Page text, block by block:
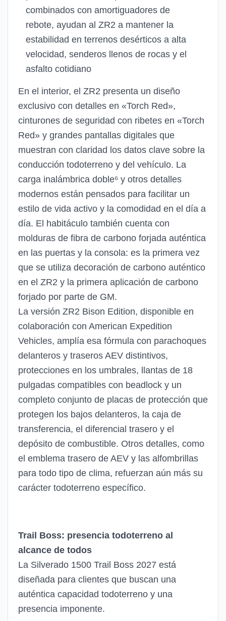
combinados con amortiguadores de
rebote, ayudan al ZR2 a mantener la
estabilidad en terrenos desérticos a alta
velocidad, senderos llenos de rocas y el
asfalto cotidiano
En el interior, el ZR2 presenta un diseño
exclusivo con detalles en «Torch Red»,
cinturones de seguridad con ribetes en «Torch
Red» y grandes pantallas digitales que
muestran con claridad los datos clave sobre la
conducción todoterreno y del vehículo. La
carga inalámbrica doble⁶ y otros detalles
modernos están pensados para facilitar un
estilo de vida activo y la comodidad en el día a
día. El habitáculo también cuenta con
molduras de fibra de carbono forjada auténtica
en las puertas y la consola: es la primera vez
que se utiliza decoración de carbono auténtico
en el ZR2 y la primera aplicación de carbono
forjado por parte de GM.
La versión ZR2 Bison Edition, disponible en
colaboración con American Expedition
Vehicles, amplía esa fórmula con parachoques
delanteros y traseros AEV distintivos,
protecciones en los umbrales, llantas de 18
pulgadas compatibles con beadlock y un
completo conjunto de placas de protección que
protegen los bajos delanteros, la caja de
transferencia, el diferencial trasero y el
depósito de combustible. Otros detalles, como
el emblema trasero de AEV y las alfombrillas
para todo tipo de clima, refuerzan aún más su
carácter todoterreno específico.
Trail Boss: presencia todoterreno al
alcance de todos
La Silverado 1500 Trail Boss 2027 está
diseñada para clientes que buscan una
auténtica capacidad todoterreno y una
presencia imponente.